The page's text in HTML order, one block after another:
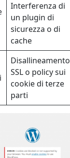
Interferenza di
un plugin di
sicurezza o di
cache
Disallineamento
SSL o policy sui
cookie di terze
parti